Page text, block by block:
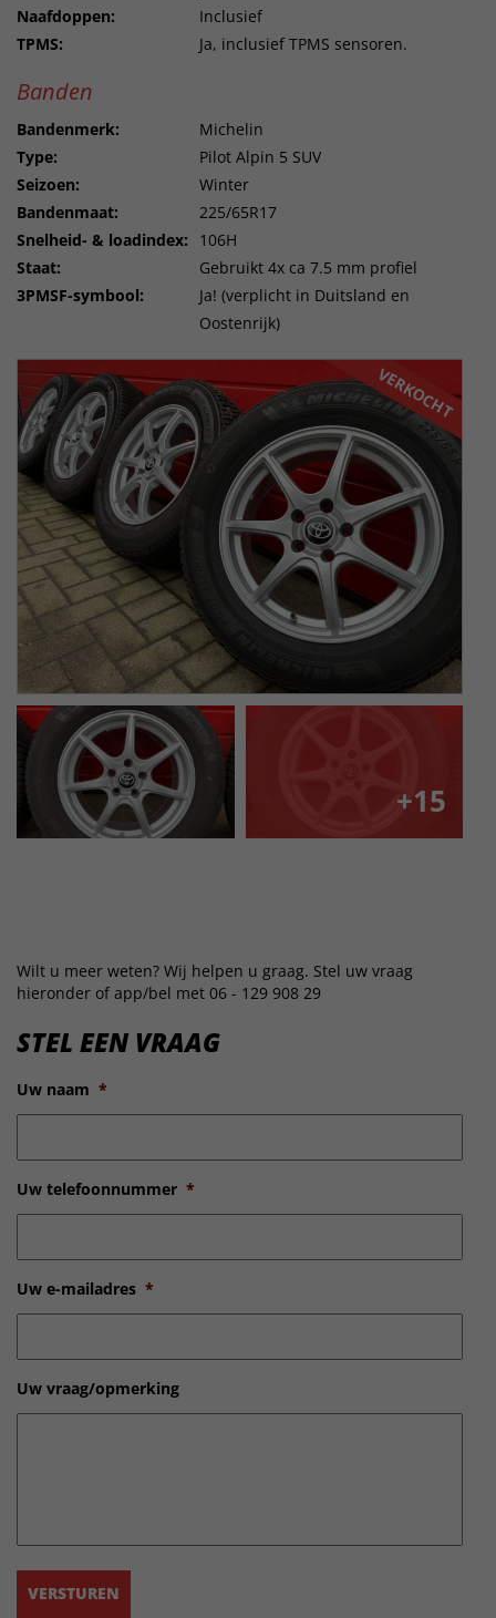
Naafdoppen:
Inclusief
TPMS:
Ja, inclusief TPMS sensoren.
Banden
Bandenmerk:
Michelin
Type:
Pilot Alpin 5 SUV
Seizoen:
Winter
Bandenmaat:
225/65R17
Snelheid- & loadindex:
106H
Staat:
Gebruikt 4x ca 7.5 mm profiel
3PMSF-symbool:
Ja! (verplicht in Duitsland en
Oostenrijk)
VERKOCHT
VERKOCHT
+15
Wilt u meer weten? Wij helpen u graag. Stel uw vraag
hieronder of app/bel met 06 - 129 908 29
STEL EEN VRAAG
Uw naam *
Uw telefoonnummer *
Uw e-mailadres *
Uw vraag/opmerking